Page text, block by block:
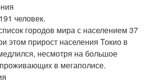
человек.
городов мира с населением 37
этом прирост населения Токио в
несмотря на большое
в мегаполисе.